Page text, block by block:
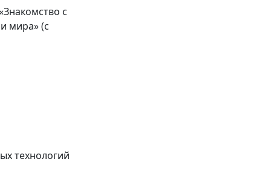
с
мира» (с
технологий